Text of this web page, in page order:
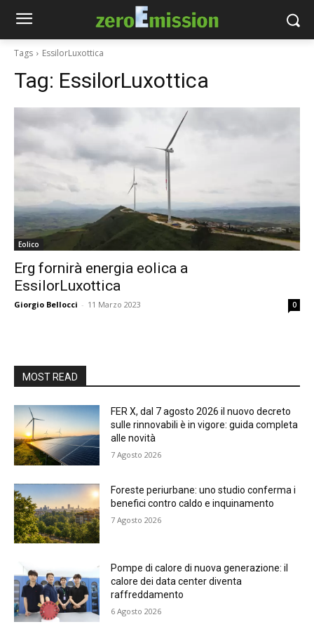
Tags EssilorLuxottica
Tag: EssilorLuxottica
Eolico
Erg fornirà energia eolica a
EssilorLuxottica
Giorgio Bellocci - 11 Marzo 2023 0
MOST READ
FER X, dal 7 agosto 2026 il nuovo decreto
sulle rinnovabili è in vigore: guida completa
alle novità
7 Agosto 2026
Foreste periurbane: uno studio conferma i
benefici contro caldo e inquinamento
7 Agosto 2026
Pompe di calore di nuova generazione: il
calore dei data center diventa
raffreddamento
6 Agosto 2026